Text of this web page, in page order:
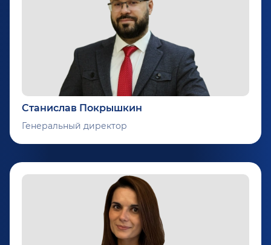
Станислав Покрышкин
Генеральный директор